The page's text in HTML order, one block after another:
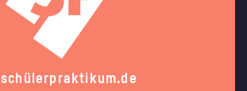
schülerpraktikum.de